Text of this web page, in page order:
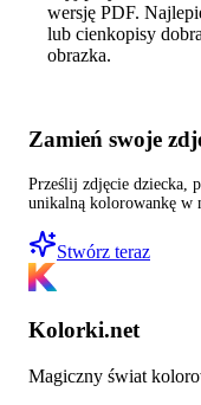
wersję PDF.
lub cienkopisy
obrazka.
Zamień swoje
Prześlij zdjęcie dziecka,
unikalną kolorowankę w
Stwórz teraz
Kolorki.net
Magiczny świat